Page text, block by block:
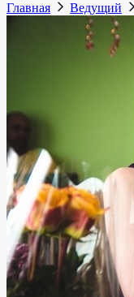
Главная
Ведущий